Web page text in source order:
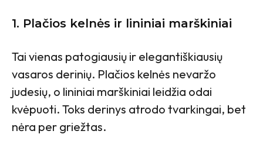
1. Plačios kelnės ir lininiai marškiniai
Tai vienas patogiausių ir elegantiškiausių
vasaros derinių. Plačios kelnės nevaržo
judesių, o lininiai marškiniai leidžia odai
kvėpuoti. Toks derinys atrodo tvarkingai, bet
nėra per griežtas.